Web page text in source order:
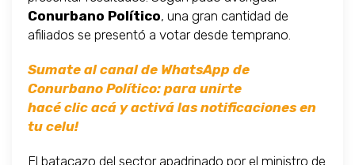
Conurbano Político, una gran cantidad de
afiliados se presentó a votar desde temprano.
Sumate al canal de WhatsApp de
Conurbano Político: para unirte
hacé clic acá y activá las notificaciones en
tu celu!
El batacazo del sector apadrinado por el ministro de